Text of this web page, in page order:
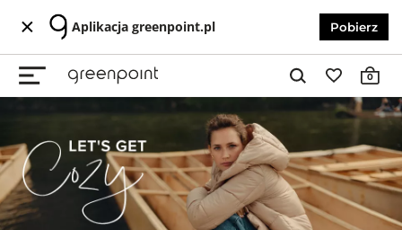
Aplikacja greenpoint.pl Pobierz
0